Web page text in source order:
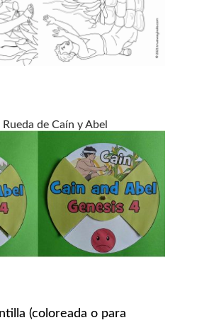
de Caín y Abel
(coloreada o para